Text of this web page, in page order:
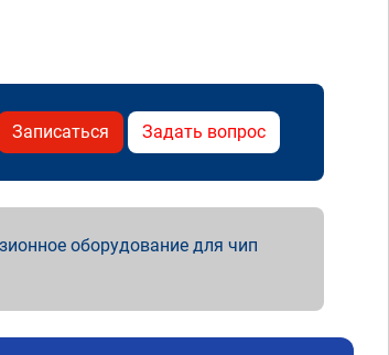
Записаться Задать вопрос
оборудование для чип